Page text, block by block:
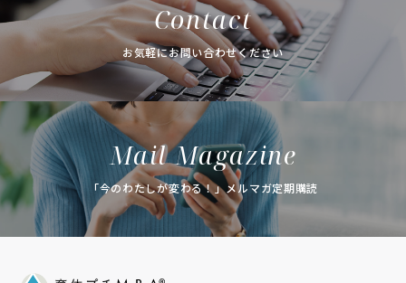
Contact
お気軽にお問い合わせください
Mail Magazine
「今のわたしが変わる！」メルマガ定期購読